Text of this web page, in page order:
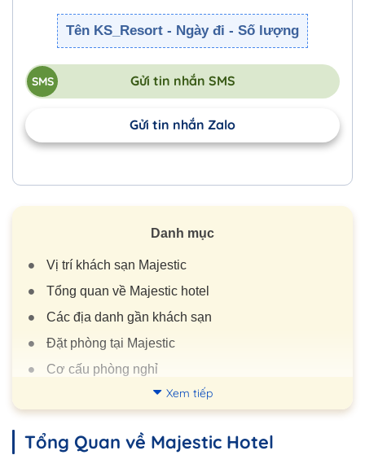
Tên KS_Resort - Ngày đi - Số lượng
Gửi tin nhắn SMS
Gửi tin nhắn Zalo
Danh mục
Vị trí khách sạn Majestic
Tổng quan về Majestic hotel
Các địa danh gần khách sạn
Đặt phòng tại Majestic
Cơ cấu phòng nghỉ
Tiện ích
Xem tiếp
Tổng Quan về Majestic Hotel